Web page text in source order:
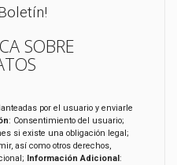
SOBRE
por el usuario y enviarle
: Consentimiento del usuario;
si existe una obligación legal;
así como otros derechos,
Información Adicional :